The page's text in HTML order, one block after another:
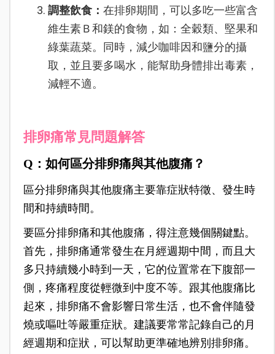
調整飲食： 在排卵期間，可以多吃一些富含
維生素Ｂ和鎂的食物，如：全穀類、堅果和
綠葉蔬菜。同時，減少咖啡因和鹽分的攝
取，並且要多喝水，能幫助身體排出毒素，
減輕不適。
排卵痛常見問題解答
Q：如何區分排卵痛與其他腹痛？
區分排卵痛與其他腹痛主要靠症狀特徵、發生時
間和持續時間。
要區分排卵痛和其他腹痛，得注意幾個關鍵點。
首先，排卵痛通常發生在月經週期中間，而且大
多只持續幾小時到一天，它的位置常在下腹部一
側，疼痛程度從輕微到中度不等。跟其他腹痛比
起來，排卵痛不會影響日常生活，也不會伴隨發
燒或嘔吐等嚴重症狀。建議要常常記錄自己的月
經週期和症狀，可以幫助更準確地辨別排卵痛。